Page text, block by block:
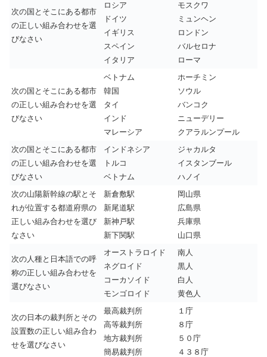
次の国とそこにある都市
の正しい組み合わせを選
びなさい
ロシア
ドイツ
イギリス
スペイン
イタリア
モスクワ
ミュンヘン
ロンドン
バルセロナ
ローマ
次の国とそこにある都市
の正しい組み合わせを選
びなさい
ベトナム
韓国
タイ
インド
マレーシア
ホーチミン
ソウル
バンコク
ニューデリー
クアラルンプール
次の国とそこにある都市
の正しい組み合わせを選
びなさい
インドネシア
トルコ
ベトナム
ジャカルタ
イスタンブール
ハノイ
次の山陽新幹線の駅とそ
れが位置する都道府県の
正しい組み合わせを選び
なさい
新倉敷駅
新尾道駅
新神戸駅
新下関駅
岡山県
広島県
兵庫県
山口県
次の人種と日本語での呼
称の正しい組み合わせを
選びなさい
オーストラロイド
ネグロイド
コーカソイド
モンゴロイド
南人
黒人
白人
黄色人
次の日本の裁判所とその
設置数の正しい組み合わ
せを選びなさい
最高裁判所
高等裁判所
地方裁判所
簡易裁判所
１庁
８庁
５０庁
４３８庁